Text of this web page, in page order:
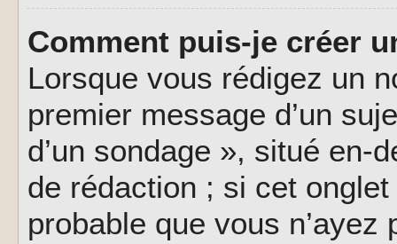
Comment puis-je créer
Lorsque vous rédigez un
premier message d’un
d’un sondage », situé en-
de rédaction ; si cet
probable que vous